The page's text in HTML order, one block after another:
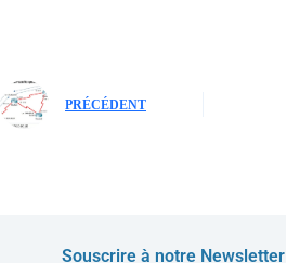
PRÉCÉDENT
Souscrire à notre Newsletter